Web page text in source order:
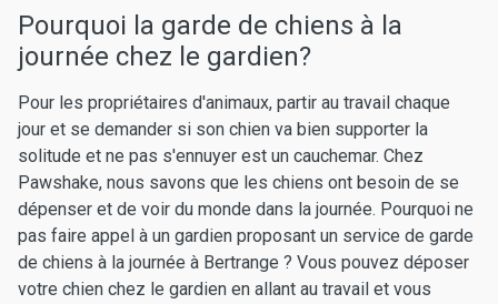
Pourquoi la garde de chiens à la
journée chez le gardien?
Pour les propriétaires d'animaux, partir au travail chaque
jour et se demander si son chien va bien supporter la
solitude et ne pas s'ennuyer est un cauchemar. Chez
Pawshake, nous savons que les chiens ont besoin de se
dépenser et de voir du monde dans la journée. Pourquoi ne
pas faire appel à un gardien proposant un service de garde
de chiens à la journée à Bertrange ? Vous pouvez déposer
votre chien chez le gardien en allant au travail et vous